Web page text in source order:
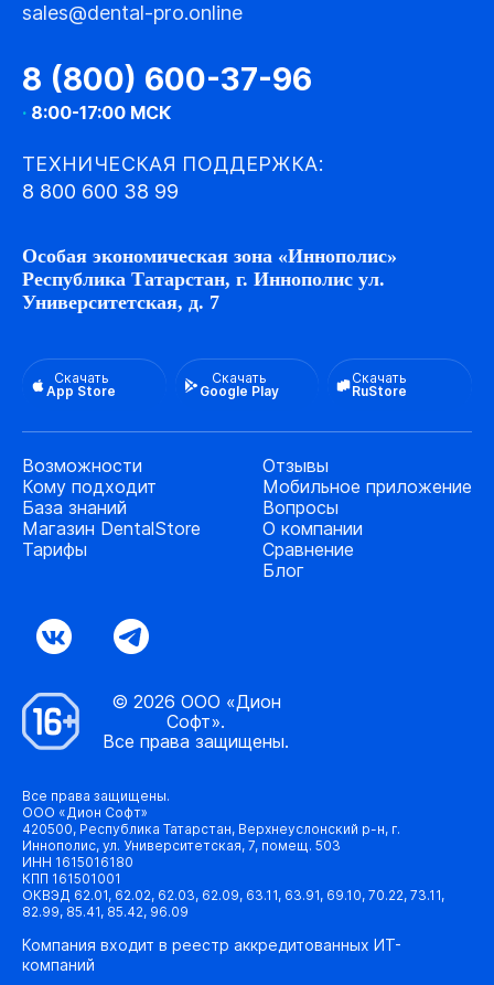
sales@dental-pro.online
8 (800) 600-37-96
· 8:00-17:00 МСК
ТЕХНИЧЕСКАЯ ПОДДЕРЖКА:
8 800 600 38 99
Особая экономическая зона «Иннополис»
Республика Татарстан, г. Иннополис ул.
Университетская, д. 7
Скачать
App Store
Скачать
Google Play
Скачать
RuStore
Возможности
Кому подходит
База знаний
Магазин DentalStore
Тарифы
Отзывы
Мобильное приложение
Вопросы
О компании
Сравнение
Блог
© 2026 ООО «Дион
Софт».
Все права защищены.
Все права защищены.
ООО «Дион Софт»
420500, Республика Татарстан, Верхнеуслонский р-н, г.
Иннополис, ул. Университетская, 7, помещ. 503
ИНН 1615016180
КПП 161501001
ОКВЭД 62.01, 62.02, 62.03, 62.09, 63.11, 63.91, 69.10, 70.22, 73.11,
82.99, 85.41, 85.42, 96.09
Компания входит в реестр аккредитованных ИТ-
компаний